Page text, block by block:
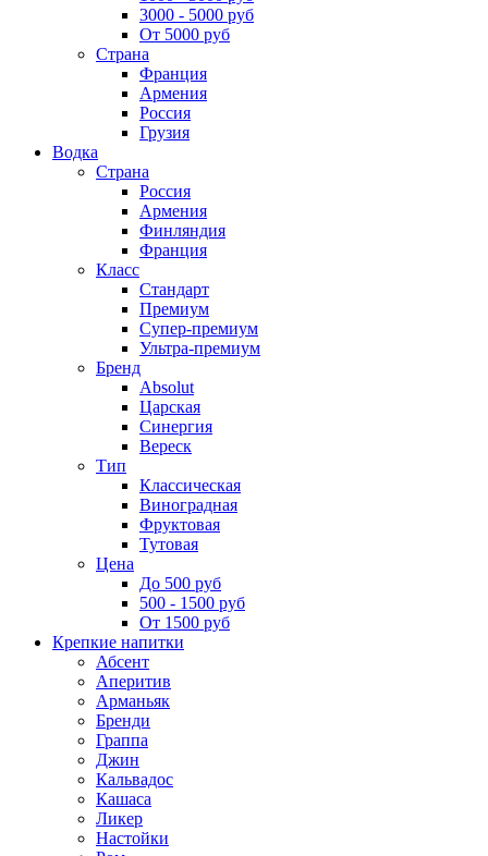
3000 - 5000 руб
От 5000 руб
Страна
Франция
Армения
Россия
Грузия
Водка
Страна
Россия
Армения
Финляндия
Франция
Класс
Стандарт
Премиум
Супер-премиум
Ультра-премиум
Бренд
Absolut
Царская
Синергия
Вереск
Тип
Классическая
Виноградная
Фруктовая
Тутовая
Цена
До 500 руб
500 - 1500 руб
От 1500 руб
Крепкие напитки
Абсент
Аперитив
Арманьяк
Бренди
Граппа
Джин
Кальвадос
Кашаса
Ликер
Настойки